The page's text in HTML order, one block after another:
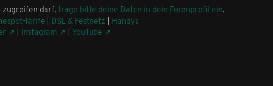
zugreifen darf, trage bitte deine Daten in dein Forenprofil ein.
Tarife | DSL & Festnetz | Handys
| Instagram | YouTube